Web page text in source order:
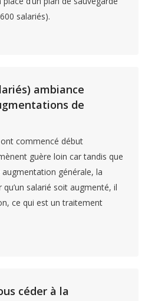
salariés).
ambiance
de
ont commencé début
guère loin car tandis que
augmentation générale, la
salarié soit augmenté, il
ce qui est un traitement
céder à la